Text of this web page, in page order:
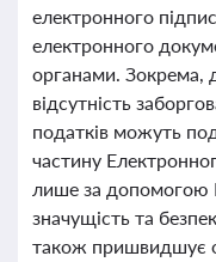
електронного
електронного
органами. Зокрема,
відсутність
податків можуть
частину
лише за допомогою
значущість та
також пришвидшує